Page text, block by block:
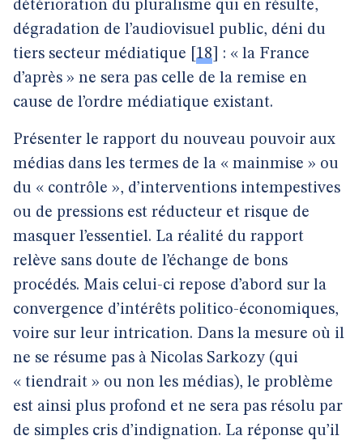
détérioration du pluralisme qui en résulte,
dégradation de l’audiovisuel public, déni du
tiers secteur médiatique
18
: « la France
d’après » ne sera pas celle de la remise en
cause de l’ordre médiatique existant.
Présenter le rapport du nouveau pouvoir aux
médias dans les termes de la « mainmise » ou
du « contrôle », d’interventions intempestives
ou de pressions est réducteur et risque de
masquer l’essentiel. La réalité du rapport
relève sans doute de l’échange de bons
procédés. Mais celui-ci repose d’abord sur la
convergence d’intérêts politico-économiques,
voire sur leur intrication. Dans la mesure où il
ne se résume pas à Nicolas Sarkozy (qui
« tiendrait » ou non les médias), le problème
est ainsi plus profond et ne sera pas résolu par
de simples cris d’indignation. La réponse qu’il